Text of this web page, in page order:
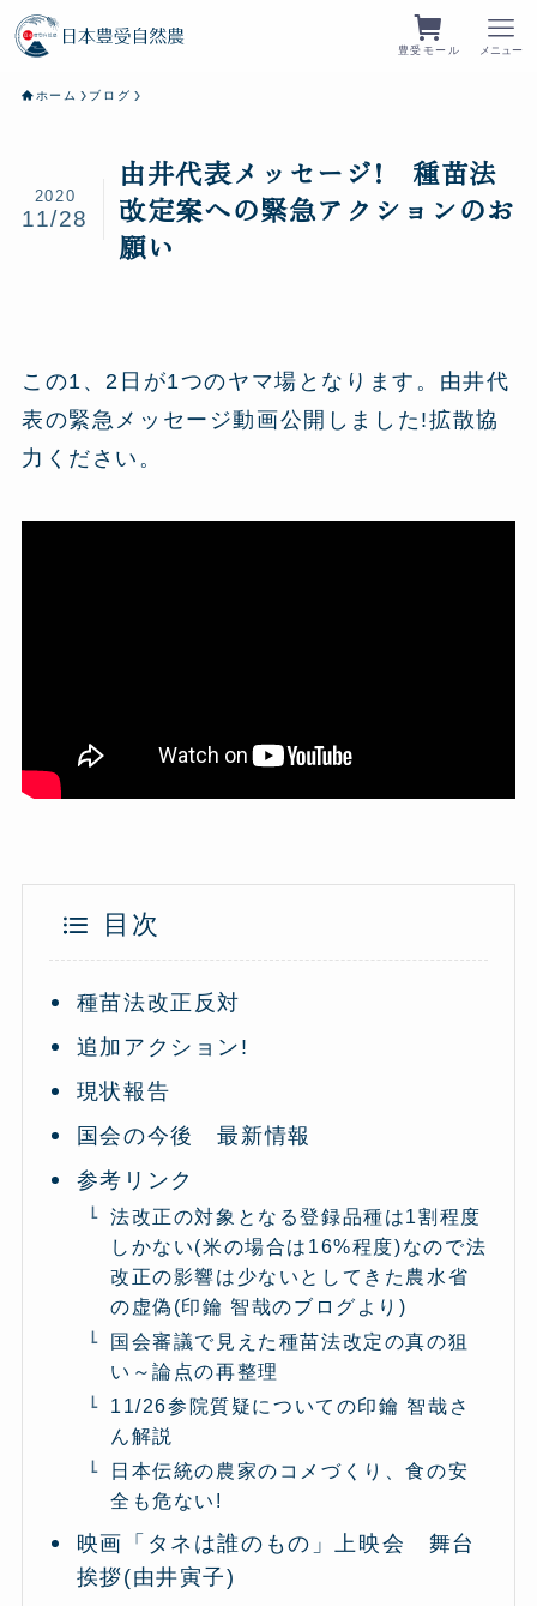
豊受モール メニュー
ホーム ブログ
由井代表メッセージ! 種苗法
改定案への緊急アクションのお
願い
2020
11/28
この1、2日が1つのヤマ場となります。由井代
表の緊急メッセージ動画公開しました!拡散協
力ください。
目次
種苗法改正反対
追加アクション!
現状報告
国会の今後 最新情報
参考リンク
法改正の対象となる登録品種は1割程度
しかない(米の場合は16%程度)なので法
改正の影響は少ないとしてきた農水省
の虚偽(印鑰 智哉のブログより)
国会審議で見えた種苗法改定の真の狙
い～論点の再整理
11/26参院質疑についての印鑰 智哉さ
ん解説
日本伝統の農家のコメづくり、食の安
全も危ない!
映画「タネは誰のもの」上映会 舞台
挨拶(由井寅子)